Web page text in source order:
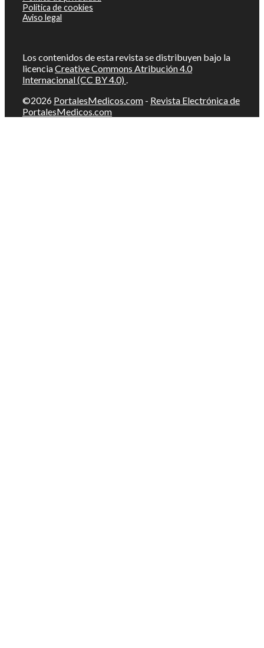
Política de cookies
Aviso legal
Los contenidos de esta revista se distribuyen bajo la
licenciaCreative Commons Atribución 4.0
Internacional (CC BY 4.0) .
©2026 PortalesMedicos.com - Revista Electrónica de
PortalesMedicos.com